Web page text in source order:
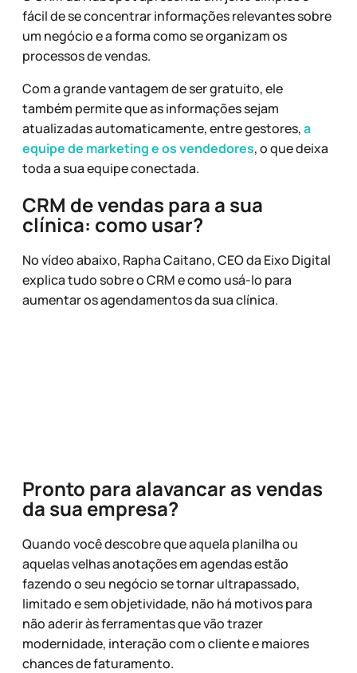
fácil de se concentrar informações relevantes sobre
um negócio e a forma como se organizam os
processos de vendas.
Com a grande vantagem de ser gratuito, ele
também permite que as informações sejam
atualizadas automaticamente, entre gestores,a
equipe de marketing e os vendedores, o que deixa
toda a sua equipe conectada.
CRM de vendas para a sua
clínica: como usar?
No vídeo abaixo, Rapha Caitano, CEO da Eixo Digital
explica tudo sobre o CRM e como usá-lo para
aumentar os agendamentos da sua clínica.
Pronto para alavancar as vendas
da sua empresa?
Quando você descobre que aquela planilha ou
aquelas velhas anotações em agendas estão
fazendo o seu negócio se tornar ultrapassado,
limitado e sem objetividade, não há motivos para
não aderir às ferramentas que vão trazer
modernidade, interação com o cliente e maiores
chances de faturamento.